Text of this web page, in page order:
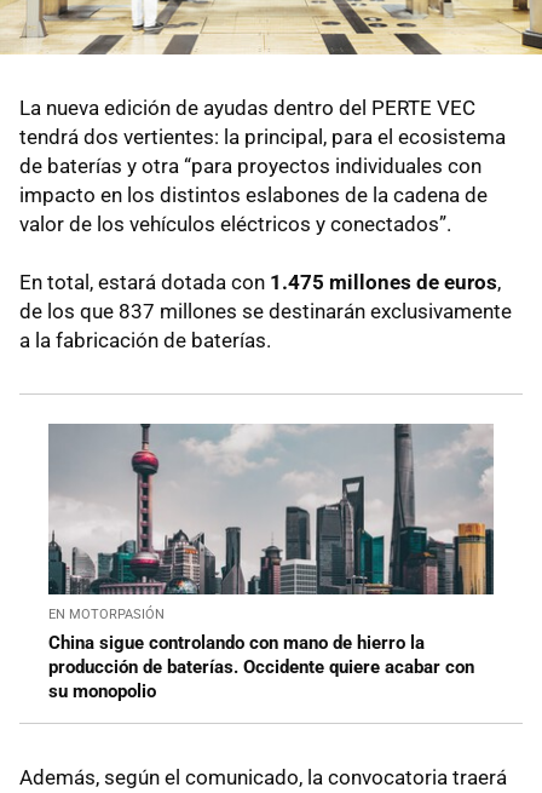
La nueva edición de ayudas dentro del PERTE VEC
tendrá dos vertientes: la principal, para el ecosistema
de baterías y otra “para proyectos individuales con
impacto en los distintos eslabones de la cadena de
valor de los vehículos eléctricos y conectados”.
En total, estará dotada con 1.475 millones de euros,
de los que 837 millones se destinarán exclusivamente
a la fabricación de baterías.
EN MOTORPASIÓN
China sigue controlando con mano de hierro la
producción de baterías. Occidente quiere acabar con
su monopolio
Además, según el comunicado, la convocatoria traerá